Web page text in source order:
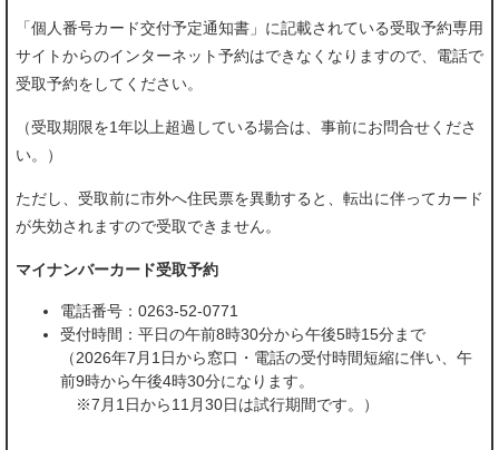
「個人番号カード交付予定通知書」に記載されている受取予約専用
サイトからのインターネット予約はできなくなりますので、電話で
受取予約をしてください。
（受取期限を1年以上超過している場合は、事前にお問合せくださ
い。）
ただし、受取前に市外へ住民票を異動すると、転出に伴ってカード
が失効されますので受取できません。
マイナンバーカード受取予約
電話番号：0263-52-0771
受付時間：平日の午前8時30分から午後5時15分まで
（2026年7月1日から窓口・電話の受付時間短縮に伴い、午
前9時から午後4時30分になります。
※7月1日から11月30日は試行期間です。）